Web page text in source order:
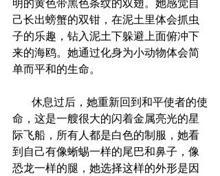
己长出螃蟹的双钳，在泥土里体会抓虫
子的乐趣，钻入泥土下躲避上面俯冲下
来的海鸥。她通过化身为小动物体会简
单而平和的生命。
休息过后，她重新回到和平使者的使
命，这是一艘很大的闪着金属亮光的星
际飞船，所有人都是白色的制服，她看
到自己有像蜥蜴一样的尾巴和鼻子，像
恐龙一样的腿，她选择这样的外形是因